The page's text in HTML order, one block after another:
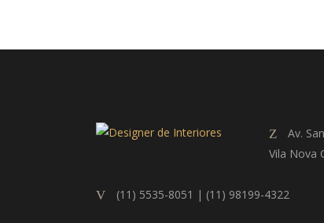
Av.
Vila Nova
(11) 5535-8051 | (11) 98199-4322